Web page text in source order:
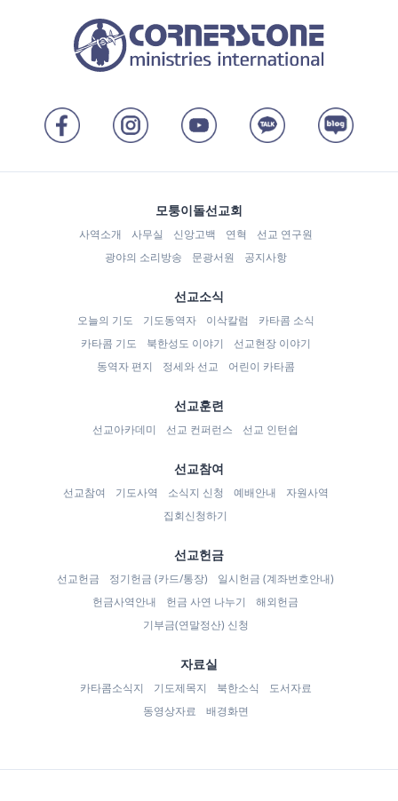
모퉁이돌선교회
사역소개 사무실 신앙고백 연혁
선교 연구원
광야의 소리방송
문광서원 공지사항
선교소식
오늘의 기도 기도동역자 이삭칼럼
카타콤 소식
카타콤 기도
북한성도 이야기
선교현장 이야기
동역자 편지
정세와 선교 어린이 카타콤
선교훈련
선교아카데미 선교 컨퍼런스 선교 인턴쉽
선교참여
선교참여 기도사역 소식지 신청 예배안내
자원사역
집회신청하기
선교헌금
선교헌금 정기헌금 (카드/통장)
일시헌금 (계좌번호안내)
헌금사역안내
헌금 사연 나누기
해외헌금
기부금(연말정산) 신청
자료실
카타콤소식지 기도제목지 북한소식
도서자료
동영상자료
배경화면